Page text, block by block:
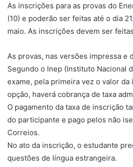
As inscrições para as provas do
(10) e poderão ser feitas até o dia
maio. As inscrições devem ser
As provas, nas versões impressa e
Segundo o Inep (Instituto Nacional
exame, pela primeira vez o valor
opção, haverá cobrança de taxa
O pagamento da taxa de inscrição
do participante e pago pelos não
Correios.
No ato da inscrição, o estudante
questões de língua estrangeira.